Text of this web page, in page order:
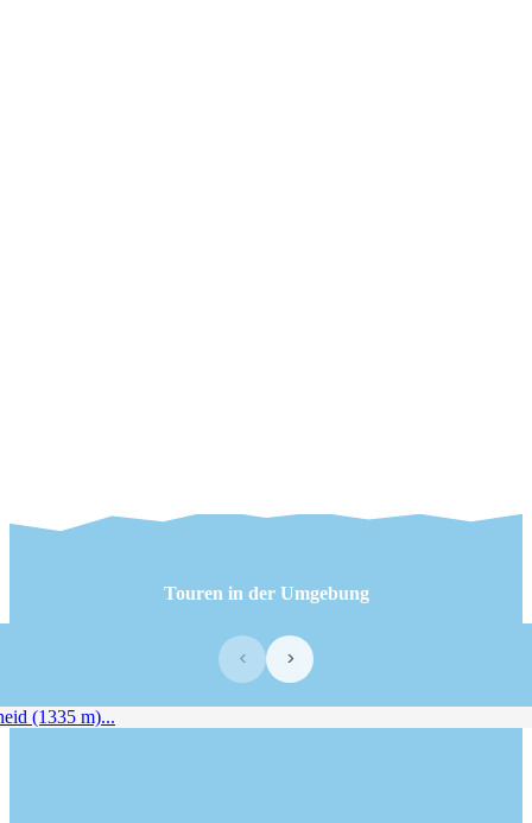
Touren in der Umgebung
‹ ›